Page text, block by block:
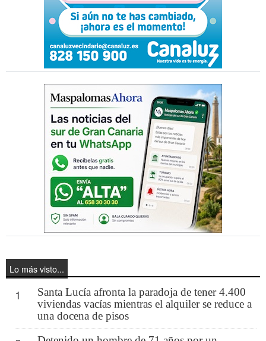
Lo más visto...
1
Santa Lucía afronta la paradoja de tener 4.400
viviendas vacías mientras el alquiler se reduce a
una docena de pisos